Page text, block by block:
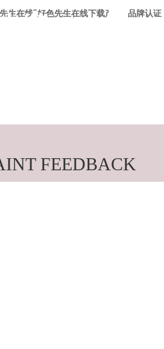
生在线下载好色先生在线下载产品 品牌认证
FEEDBACK